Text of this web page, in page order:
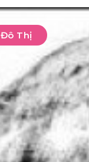
Đô Thị